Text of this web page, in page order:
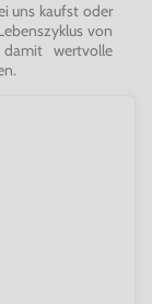
uns kaufst oder
von
wertvolle